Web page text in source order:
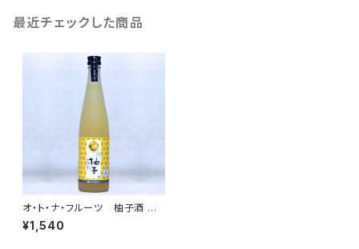
最近チェックした商品
オ・ト・ナ・フルーツ 柚子酒 5
00ml
¥1,540